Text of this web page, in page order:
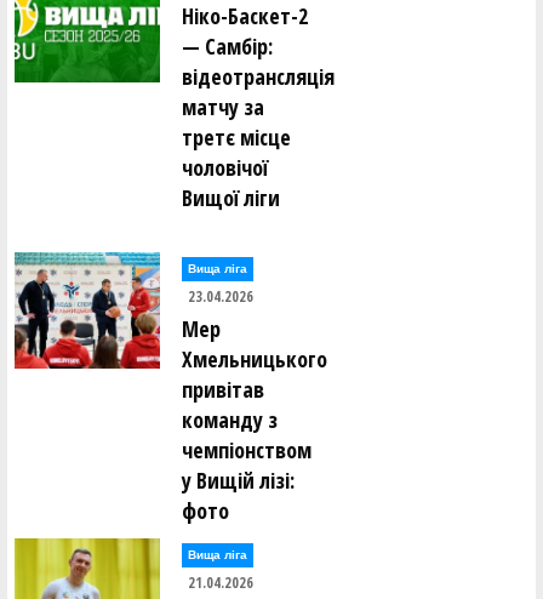
Ніко-Баскет-2
— Самбір:
відеотрансляція
матчу за
третє місце
чоловічої
Вищої ліги
Вища лiга
23.04.2026
Мер
Хмельницького
привітав
команду з
чемпіонством
у Вищій лізі:
фото
Вища лiга
21.04.2026